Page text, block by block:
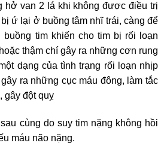
hở van 2 lá khi không được điều trị
ứ lại ở buồng tâm nhĩ trái, càng để
buồng tim khiến cho tim bị rối loạn
thậm chí gây ra những cơn rung
dạng của tình trạng rối loạn nhịp
ra những cục máu đông, làm tắc
gây đột quỵ
cùng do suy tim nặng không hồi
máu não nặng.